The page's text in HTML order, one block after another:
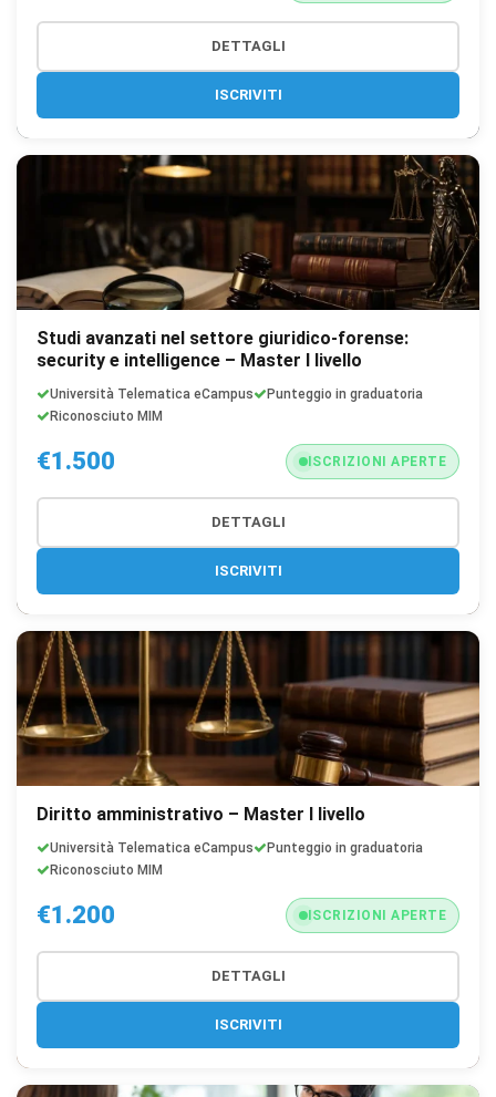
DETTAGLI
ISCRIVITI
Studi avanzati nel settore giuridico-forense:
security e intelligence – Master I livello
Università Telematica eCampus
Punteggio in graduatoria
Riconosciuto MIM
€1.500 ISCRIZIONI APERTE
DETTAGLI
ISCRIVITI
Diritto amministrativo – Master I livello
Università Telematica eCampus
Punteggio in graduatoria
Riconosciuto MIM
€1.200 ISCRIZIONI APERTE
DETTAGLI
ISCRIVITI